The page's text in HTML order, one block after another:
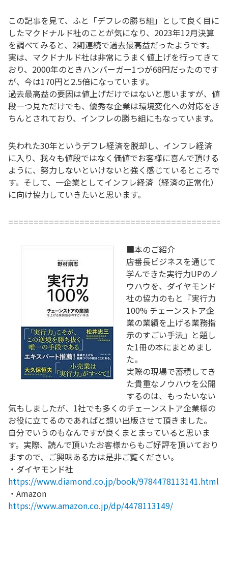
この記事を見て、ふと「デフレの勝ち組」として良く目に
したマクドナルド社のことが気になり、2023年12月決算
を調べてみると、2期連続で過去最高益だったようです。
実は、マクドナルド社は非常にうまく値上げを行ってきて
おり、2000年のときハンバーガー1つが68円だったのです
が、今は170円と2.5倍になっています。
過去最高益の要因は値上げだけではないと思いますが、値
段一つ見ただけでも、優秀な企業は環境変化への対応をき
ちんとされており、インフレの勝ち組にもなっています。
失われた30年というデフレ経済を脱却し、インフレ経済
に入り、我々も値段ではなく価値でお客様に喜んで頂ける
ように、努力しないといけないと強く感じているところで
す。そして、一企業としてインフレ経済（経済の正常化）
に向け協力していきたいと思います。
■本のご紹介
店番長ビジネスを通じて
学んできた実行力UPのノ
ウハウを、ダイヤモンド
社の協力のもと『実行力
100% チェーンストア企
業の業績を上げる業務指
示のすごい手法』と題し
た1冊の本にまとめまし
た。
実際の現場で蓄積してき
た貴重なノウハウを公開
するのは、もったいない
気もしましたが、1社でも多くのチェーンストア企業様の
お役に立てるのであればと想い出版させて頂きました。
自分でいうのもなんですが良くまとまっていると思いま
す。実際、読んで頂いたお客様からもご好評を頂いており
ますので、ご興味ある方は是非ご覧ください。
・ダイヤモンド社
https://www.diamond.co.jp/book/9784478113141.html
・Amazon
https://www.amazon.co.jp/dp/4478113149/